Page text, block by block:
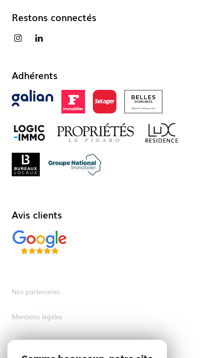
Restons connectés
Adhérents
Avis clients
Nos partenaires
Mentions légales
Admin